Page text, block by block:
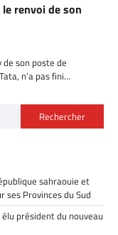
renvoi de son
son poste de
n’a pas fini…
Rechercher
sahraouie et
ses Provinces du Sud
président du nouveau